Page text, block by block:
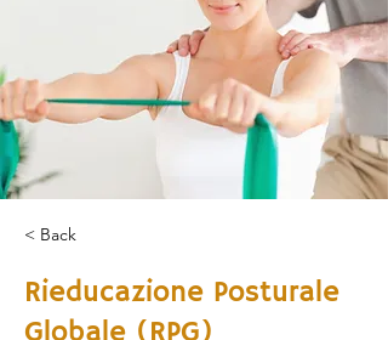
< Back
Rieducazione Posturale
Globale (RPG)